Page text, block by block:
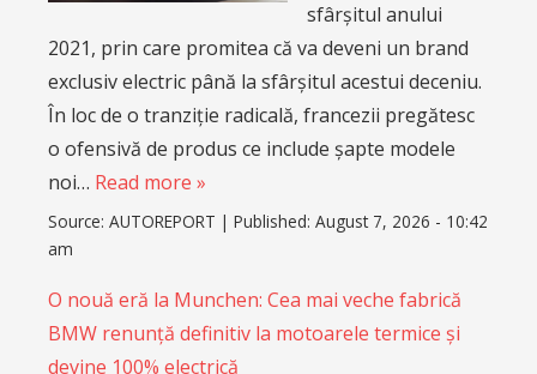
sfârșitul anului
2021, prin care promitea că va deveni un brand
exclusiv electric până la sfârșitul acestui deceniu.
În loc de o tranziție radicală, francezii pregătesc
o ofensivă de produs ce include șapte modele
noi… Read more »
Source: AUTOREPORT | Published: August 7, 2026 - 10:42
am
O nouă eră la Munchen: Cea mai veche fabrică
BMW renunță definitiv la motoarele termice și
devine 100% electrică